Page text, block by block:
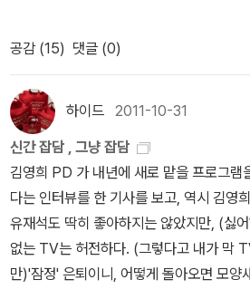
여줄 지 기대가 된다. 얼마전인가 동경
환호하는 일본 관객을 보고 조금 의아했었
감을 전혀 찾아볼 수 없었기 때문이다. 그
온 비극은 어떤 의미였을까? 궁금했었는데
있는 정서를 느낄 수 있는 작품을 만나게
개인의 내면을 투명하게 드러내었다고 하
그 열차에 올라탄 내가 바라보게 될 풍경은
고 있을까? 유명한 이탈리아의 감독인
해서 보았던 영화인데 너무도 오래도록 여
다. 그 영화의 원작 소설이 이번에 나왔다.
대의 아픔, 그리고 국가의 아픔을 동시에
름다운(마에스트로가 지휘하는 듯한) 필체
이로 일하며 여동생 루시아와 생명을 연명
빠진 그를 구해준 어느 신사와의 만남, 그
남....... 이러한 이야기들이 몰려서 따뜻한
숨의 소설은 환상 또는 악몽과도 같다. 꿈
지만 그 속에서는 무궁무진한 상상과 해석
버리러』는 노란 개를 버린다는 행위보다
악몽을 담고 있다. 쉽게 이해할 수 있는 소
'어떤 소설이다!'라고 단정지을 수 없다.이
다.『부메랑』, 황순원을 기념하기 위해 모
공감 (15) 댓글 (0)
하이드 2011-10-31
신간 잡담 , 그냥 잡담
김영희 PD 가 내년에 새로 맡을 프로그램
다는 인터뷰를 한 기사를 보고, 역시 김영
유재석도 딱히 좋아하지는 않았지만, (싫
없는 TV는 허전하다. (그렇다고 내가 막
만)'잠정' 은퇴이니, 어떻게 돌아오면 모양